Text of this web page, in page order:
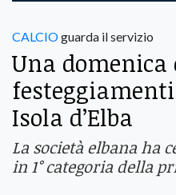
CALCIOguarda il servizio
Una domenica
festeggiamenti
Isola d’Elba
La società elbana ha
in 1° categoria della